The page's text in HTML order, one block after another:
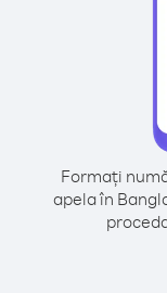
Formați
apela în